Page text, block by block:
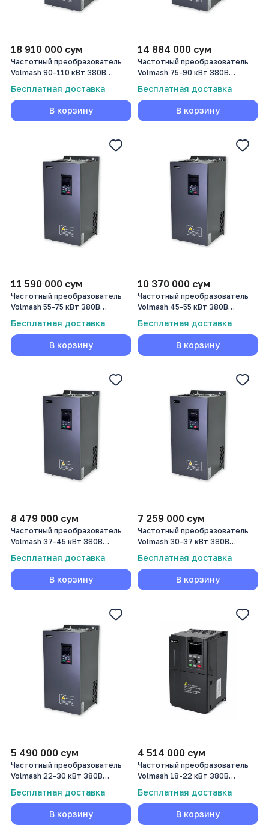
18 910 000сум
Частотный преобразователь
Volmash 90-110 кВт 380В
Бесплатная доставка
В корзину
14 884 000 сум
Частотный преобразователь
Volmash 75-90 кВт 380В
Бесплатная доставка
В корзину
11 590 000сум
Частотный преобразователь
Volmash 55-75 кВт 380В
Бесплатная доставка
В корзину
10 370 000 сум
Частотный преобразователь
Volmash 45-55 кВт 380В
Бесплатная доставка
В корзину
8 479 000сум
Частотный преобразователь
Volmash 37-45 кВт 380В
Бесплатная доставка
В корзину
7 259 000 сум
Частотный преобразователь
Volmash 30-37 кВт 380В
Бесплатная доставка
В корзину
5 490 000сум
Частотный преобразователь
Volmash 22-30 кВт 380В
Бесплатная доставка
В корзину
4 514 000 сум
Частотный преобразователь
Volmash 18-22 кВт 380В
Бесплатная доставка
В корзину